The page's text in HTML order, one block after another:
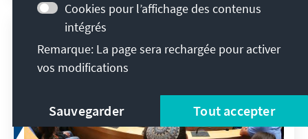
Cookies pour l’affichage des contenus
intégrés
Remarque: La page sera rechargée pour activer
vos modifications
Sauvegarder Tout accepter